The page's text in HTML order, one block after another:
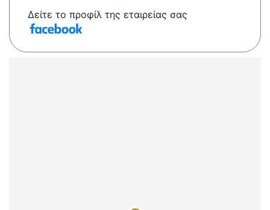
Δείτε το προφίλ της εταιρείας σας